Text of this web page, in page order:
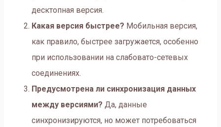
десктопная версия.
Какая версия быстрее? Мобильная версия,
как правило, быстрее загружается, особенно
при использовании на слабовато-сетевых
соединениях.
Предусмотрена ли синхронизация данных
между версиями? Да, данные
синхронизируются, но может потребоваться